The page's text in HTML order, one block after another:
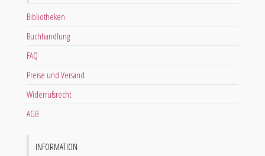
Bibliotheken
Buchhandlung
FAQ
Preise und Versand
Widerrufsrecht
AGB
INFORMATION